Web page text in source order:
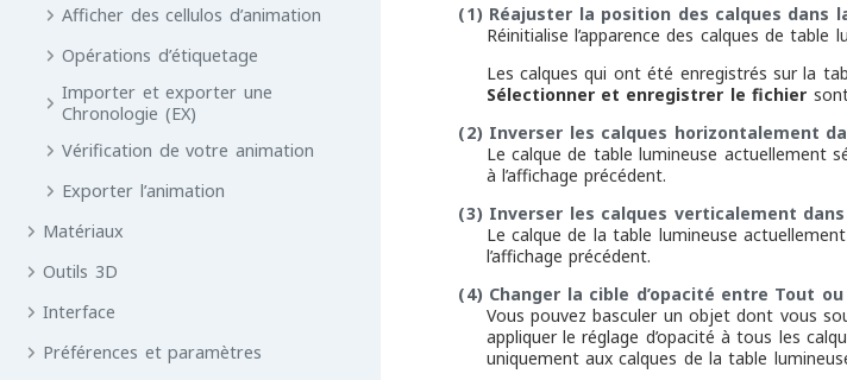
Afficher des cellulos d’animation
Opérations d’étiquetage
Importer et exporter une
Chronologie (EX)
Vérification de votre animation
Exporter l’animation
Matériaux
Outils 3D
Interface
Préférences et paramètres
(1) Réajuster la position des calques dans
Réinitialise l’apparence des calques de
Les calques qui ont été enregistrés sur la
Sélectionner et enregistrer le fichier
(2) Inverser les calques horizontalement
Le calque de table lumineuse actuellement
à l’affichage précédent.
(3) Inverser les calques verticalement
Le calque de la table lumineuse
l’affichage précédent.
(4) Changer la cible d’opacité entre Tout
Vous pouvez basculer un objet dont vous
appliquer le réglage d’opacité à tous les
uniquement aux calques de la table